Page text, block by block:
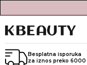
Besplatna isporuka
za iznos preko 6000